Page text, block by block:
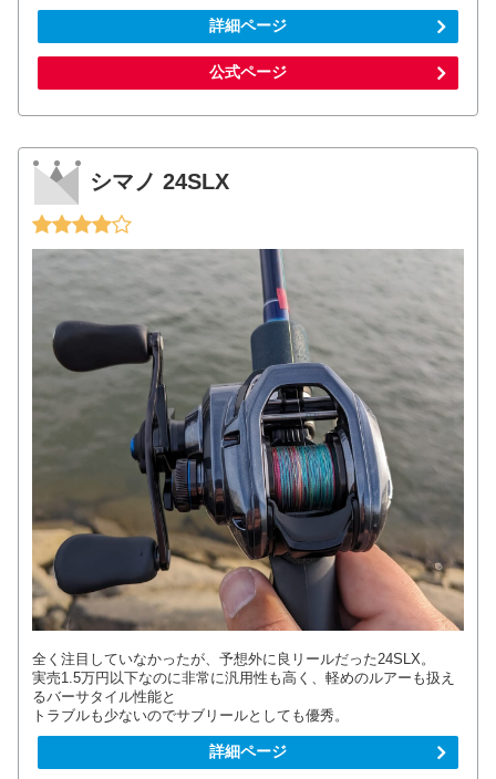
詳細ページ
公式ページ
シマノ 24SLX
全く注目していなかったが、予想外に良リールだった24SLX。
実売1.5万円以下なのに非常に汎用性も高く、軽めのルアーも扱え
るバーサタイル性能と
トラブルも少ないのでサブリールとしても優秀。
詳細ページ